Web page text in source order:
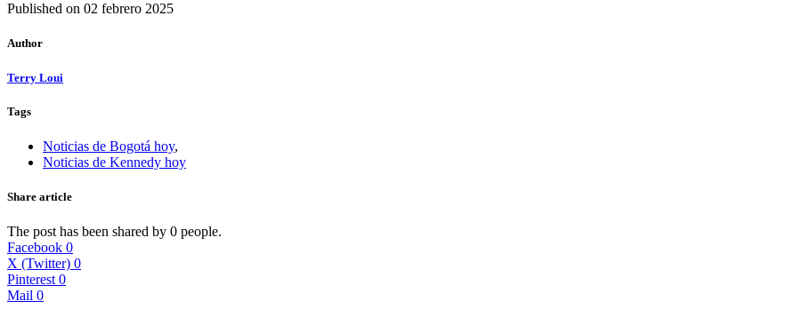
Published on 02 febrero 2025
Author
Terry Loui
Tags
Noticias de Bogotá hoy,
Noticias de Kennedy hoy
Share article
The post has been shared by 0 people.
Facebook 0
X (Twitter) 0
Pinterest 0
Mail 0